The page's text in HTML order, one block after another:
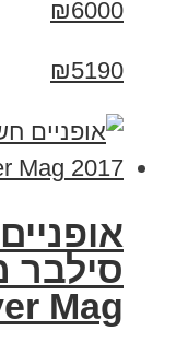
₪6000
₪5190
Mag